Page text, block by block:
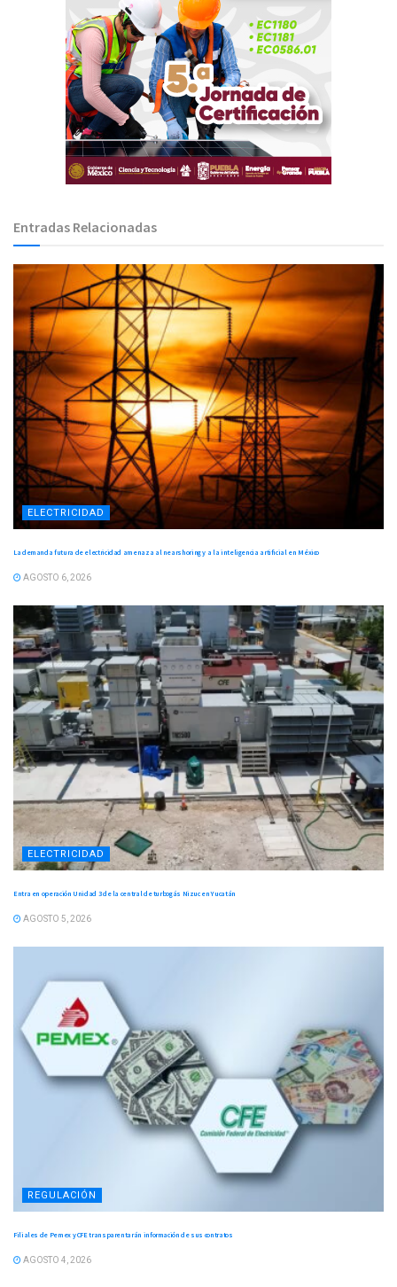
Entradas Relacionadas
ELECTRICIDAD
La demanda futura de electricidad amenaza al nearshoring y a la inteligencia artificial en México
AGOSTO 6, 2026
ELECTRICIDAD
Entra en operación Unidad 3 de la central de turbogás Nizuc en Yucatán
AGOSTO 5, 2026
REGULACIÓN
Filiales de Pemex y CFE transparentarán información de sus contratos
AGOSTO 4, 2026